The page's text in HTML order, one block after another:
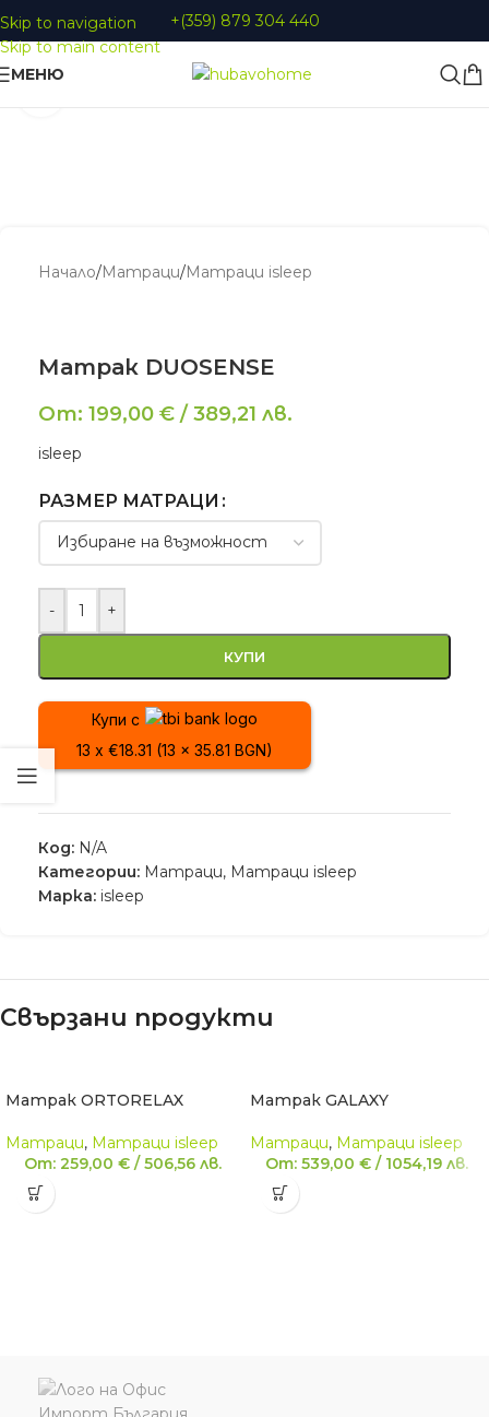
Skip to navigation
Skip to main content
+(359) 879 304 440
МЕНЮ
Начало/Матраци/Матраци isleep
Матрак DUOSENSE
От: 199,00 € /389,21 лв.
isleep
РАЗМЕР МАТРАЦИ
- +
КУПИ
Купи с
13 x €18.31 (13 x 35.81 BGN)
Код: N/A
Категории: Матраци, Матраци isleep
Марка: isleep
Свързани продукти
Матрак ORTORELAX
Матраци, Матраци isleep
От: 259,00 € /506,56 лв.
Матрак GALAXY
Матраци, Матраци isleep
От: 539,00 € / 1054,19 лв.